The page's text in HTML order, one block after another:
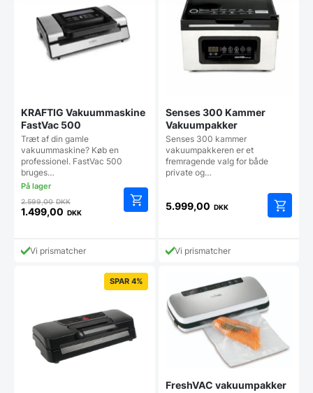
KRAFTIG Vakuummaskine
FastVac 500
Træt af din gamle
vakuummaskine? Køb en
professionel. FastVac 500
bruges…
2.599,00DKKDen
oprindelige
var:
2.599,00 DKK.
1.499,00 DKK
aktuelle
prisVi prismatcher
Senses 300 Kammer
Vakuumpakker
Senses 300 kammer
vakuumpakkeren er et
fremragende valg for både
private og…
5.999,00 DKK
Vi prismatcher
SPAR 4%
FreshVAC vakuumpakker